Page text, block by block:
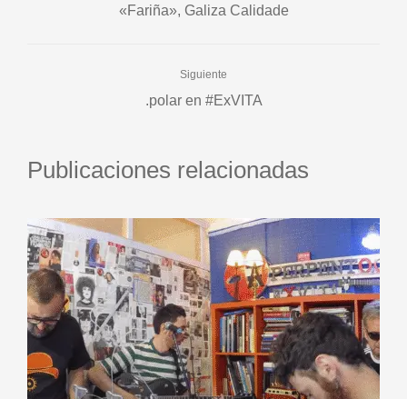
«Fariña», Galiza Calidade
Siguiente
.polar en #ExVITA
Publicaciones relacionadas